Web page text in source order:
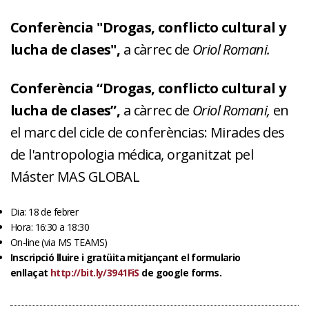
Conferència "Drogas, conflicto cultural y
lucha de clases", a càrrec de Oriol Romani.
Conferència “Drogas, conflicto cultural y
lucha de clases”, a càrrec de Oriol Romani, en
el marc del cicle de conferèncias: Mirades des
de l'antropologia médica, organitzat pel
Máster MAS GLOBAL
Dia: 18 de febrer
Hora: 16:30 a 18:30
On-line (via MS TEAMS)
Inscripció lluire i gratüita mitjançant el formulario
enllaçat http://bit.ly/3941FiS de google forms.